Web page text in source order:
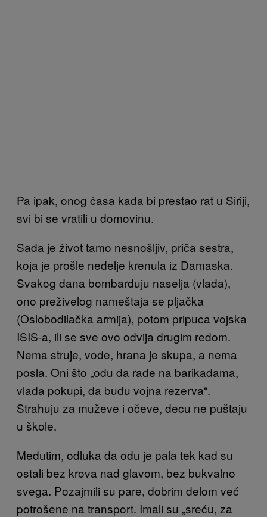
Pa ipak, onog časa kada bi prestao rat u Siriji,
svi bi se vratili u domovinu.
Sada je život tamo nesnošljiv, priča sestra,
koja je prošle nedelje krenula iz Damaska.
Svakog dana bombarduju naselja (vlada),
ono preživelog nameštaja se pljačka
(Oslobodilačka armija), potom pripuca vojska
ISIS-a, ili se sve ovo odvija drugim redom.
Nema struje, vode, hrana je skupa, a nema
posla. Oni što „odu da rade na barikadama,
vlada pokupi, da budu vojna rezerva“.
Strahuju za muževe i očeve, decu ne puštaju
u škole.
Međutim, odluka da odu je pala tek kad su
ostali bez krova nad glavom, bez bukvalno
svega. Pozajmili su pare, dobrim delom već
potrošene na transport. Imali su „sreću, za